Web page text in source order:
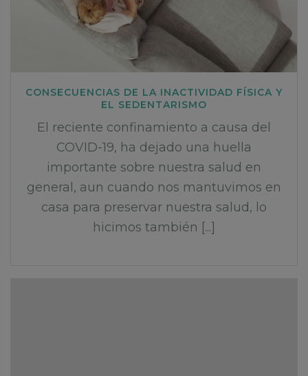
CONSECUENCIAS DE LA INACTIVIDAD FÍSICA Y
EL SEDENTARISMO
El reciente confinamiento a causa del
COVID-19, ha dejado una huella
importante sobre nuestra salud en
general, aun cuando nos mantuvimos en
casa para preservar nuestra salud, lo
hicimos también [...]